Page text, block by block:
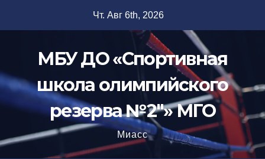
Чт. Авг 6th, 2026
МБУ ДО «Спортивная
школа олимпийского
резерва №2"» МГО
Миасс